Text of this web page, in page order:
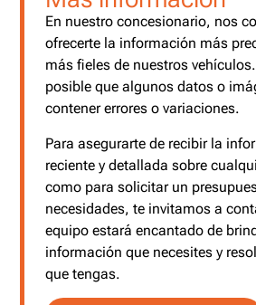
En nuestro concesionario, nos
ofrecerte la información más
más fieles de nuestros
posible que algunos datos o
contener errores o variaciones.
Para asegurarte de recibir la
reciente y detallada sobre
como para solicitar un
necesidades, te invitamos a
equipo estará encantado de
información que necesites y
que tengas.